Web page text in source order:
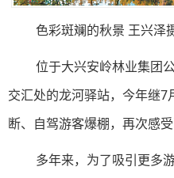
色彩斑斓的秋景 王兴泽
位于大兴安岭林业集团
交汇处的龙河驿站，今年继
断、自驾游客爆棚，再次感受
多年来，为了吸引更多